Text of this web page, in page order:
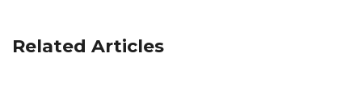
Related Articles